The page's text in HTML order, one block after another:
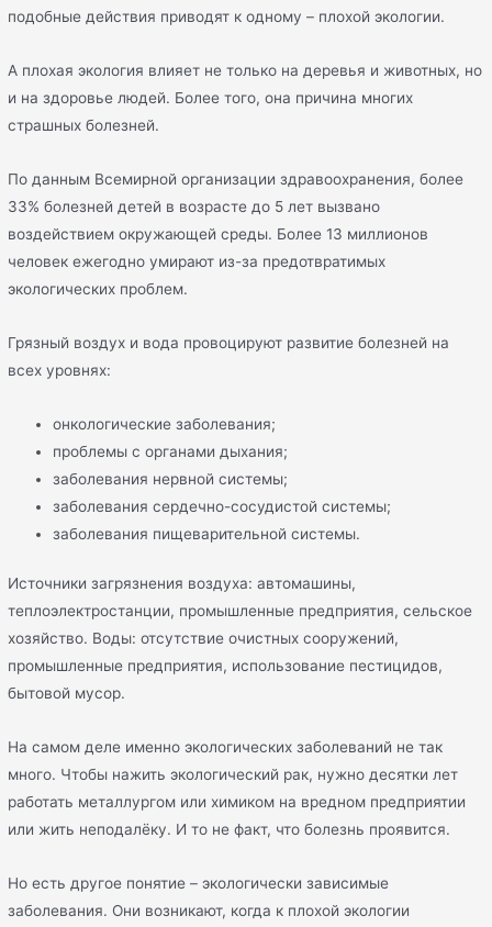
подобные действия приводят к одному – плохой экологии.
А плохая экология влияет не только на деревья и животных, но
и на здоровье людей. Более того, она причина многих
страшных болезней.
По данным Всемирной организации здравоохранения, более
33% болезней детей в возрасте до 5 лет вызвано
воздействием окружающей среды. Более 13 миллионов
человек ежегодно умирают из-за предотвратимых
экологических проблем.
Грязный воздух и вода провоцируют развитие болезней на
всех уровнях:
онкологические заболевания;
проблемы с органами дыхания;
заболевания нервной системы;
заболевания сердечно-сосудистой системы;
заболевания пищеварительной системы.
Источники загрязнения воздуха: автомашины,
теплоэлектростанции, промышленные предприятия, сельское
хозяйство. Воды: отсутствие очистных сооружений,
промышленные предприятия, использование пестицидов,
бытовой мусор.
На самом деле именно экологических заболеваний не так
много. Чтобы нажить экологический рак, нужно десятки лет
работать металлургом или химиком на вредном предприятии
или жить неподалёку. И то не факт, что болезнь проявится.
Но есть другое понятие – экологически зависимые
заболевания. Они возникают, когда к плохой экологии